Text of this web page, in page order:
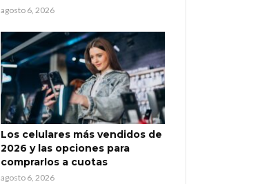
agosto 6, 2026
Los celulares más vendidos de
2026 y las opciones para
comprarlos a cuotas
agosto 6, 2026